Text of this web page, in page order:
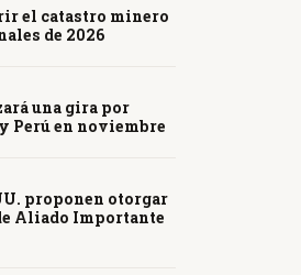
el catastro minero
de 2026
una gira por
Perú en noviembre
proponen otorgar
Aliado Importante